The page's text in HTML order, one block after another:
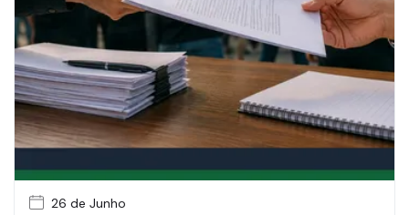
26 de Junho